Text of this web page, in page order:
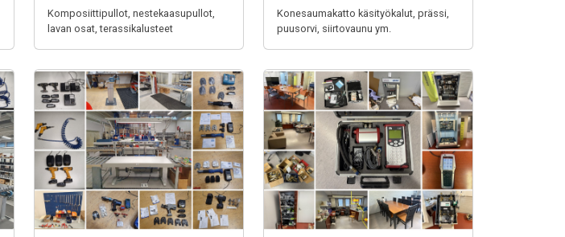
Komposiittipullot, nestekaasupullot,
lavan osat, terassikalusteet
Konesaumakatto käsityökalut, prässi,
puusorvi, siirtovaunu ym.